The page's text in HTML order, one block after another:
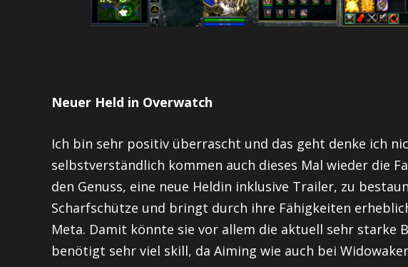
Neuer Held in Overwatch
Ich bin sehr positiv überrascht und das geht denke ich
selbstverständlich kommen auch dieses Mal wieder die
den Genuss, eine neue Heldin inklusive Trailer, zu
Scharfschütze und bringt durch ihre Fähigkeiten
Meta. Damit könnte sie vor allem die aktuell sehr starke
benötigt sehr viel skill, da Aiming wie auch bei